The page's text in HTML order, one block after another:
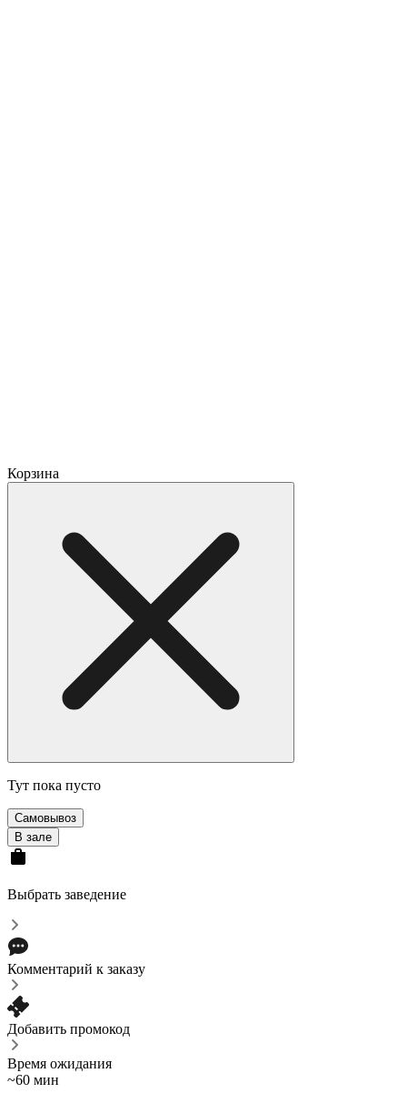
Корзина
Тут пока пусто
Самовывоз
В зале
Выбрать заведение
Комментарий к заказу
Добавить промокод
Время ожидания
~60 мин